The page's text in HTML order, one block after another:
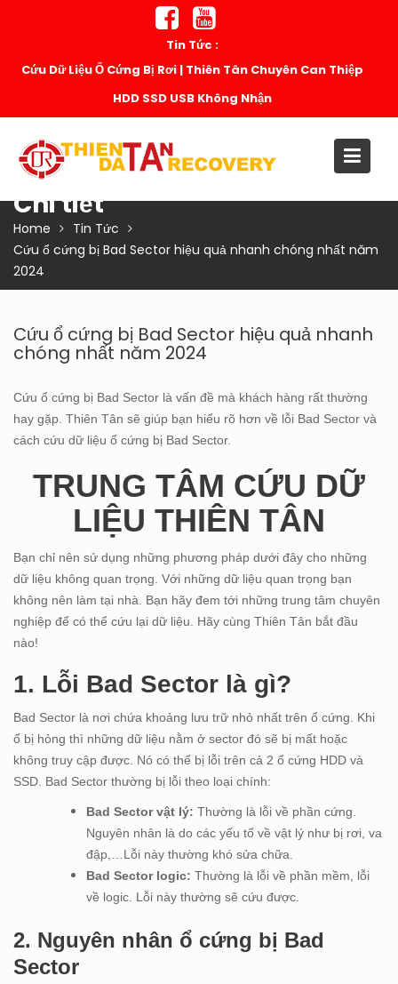
Tin Tức :
Cứu Dữ Liệu Ổ Cứng Bị Rơi | Thiên Tân Chuyên Can Thiệp
HDD SSD USB Không Nhận
Chi tiết
Home
Tin Tức
Cứu ổ cứng bị Bad Sector hiệu quả nhanh chóng nhất năm
2024
Cứu ổ cứng bị Bad Sector hiệu quả nhanh
chóng nhất năm 2024
Cứu ổ cứng bị Bad Sector là vấn đề mà khách hàng rất thường
hay gặp. Thiên Tân sẽ giúp bạn hiểu rõ hơn về lỗi Bad Sector và
cách cứu dữ liệu ổ cứng bị Bad Sector.
TRUNG TÂM CỨU DỮ
LIỆU THIÊN TÂN
Bạn chỉ nên sử dụng những phương pháp dưới đây cho những
dữ liệu không quan trọng. Với những dữ liệu quan trọng bạn
không nên làm tại nhà. Bạn hãy đem tới những trung tâm chuyên
nghiệp để có thể cứu lại dữ liệu. Hãy cùng Thiên Tân bắt đầu
nào!
1. Lỗi Bad Sector là gì?
Bad Sector là nơi chứa khoảng lưu trữ nhỏ nhất trên ổ cứng. Khi
ổ bị hỏng thì những dữ liệu nằm ở sector đó sẽ bị mất hoặc
không truy cập được. Nó có thể bị lỗi trên cả 2 ổ cứng HDD và
SSD. Bad Sector thường bị lỗi theo loại chính:
Bad Sector vật lý: Thường là lỗi về phần cứng.
Nguyên nhân là do các yếu tố về vật lý như bị rơi, va
đập,…Lỗi này thường khó sửa chữa.
Bad Sector logic: Thường là lỗi về phần mềm, lỗi
về logic. Lỗi này thường sẽ cứu được.
2. Nguyên nhân ổ cứng bị Bad
Sector